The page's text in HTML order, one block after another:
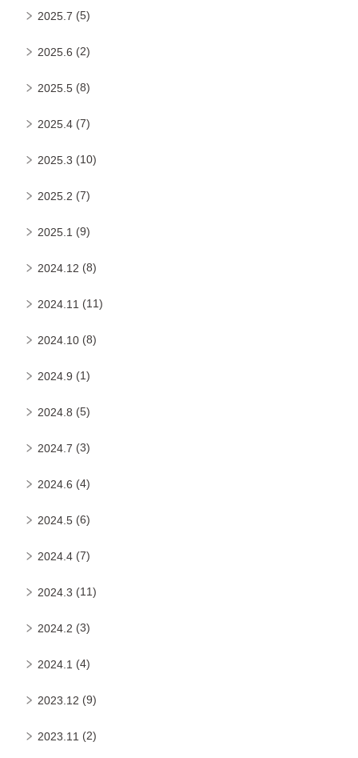
2025.7 (5)
2025.6 (2)
2025.5 (8)
2025.4 (7)
2025.3 (10)
2025.2 (7)
2025.1 (9)
2024.12 (8)
2024.11 (11)
2024.10 (8)
2024.9 (1)
2024.8 (5)
2024.7 (3)
2024.6 (4)
2024.5 (6)
2024.4 (7)
2024.3 (11)
2024.2 (3)
2024.1 (4)
2023.12 (9)
2023.11 (2)